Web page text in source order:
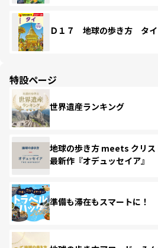
Ｄ１７ 地球の歩き方 タ
特設ページ
世界遺産ランキング
地球の歩き方 meets クリス
最新作『オデュッセイア』
準備も滞在もスマートに！